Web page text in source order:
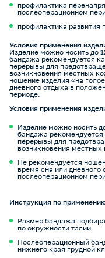
профилактика
послеоперационном
профилактика
Условия применения
Изделие можно носить до
бандажа рекомендуется
перерывы для
возникновения местных
ношение изделия «на
дневного отдыха в
периоде.
Условия применения
Изделие можно носить
бандажа
перерывы для
возникновения
Не рекомендуется
время сна или
послеоперационном
Инструкция по
Размер бандажа
по окружности талии
Послеоперационный
нижнего края грудной